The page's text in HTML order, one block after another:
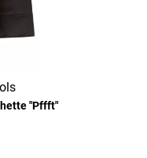
"Pffft"